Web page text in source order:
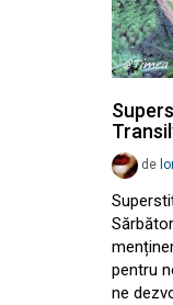
de
pentru
ne